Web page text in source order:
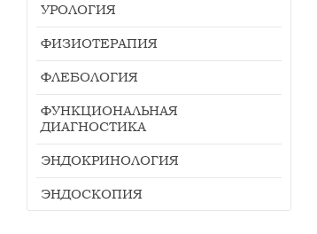
УРОЛОГИЯ
ФИЗИОТЕРАПИЯ
ФЛЕБОЛОГИЯ
ФУНКЦИОНАЛЬНАЯ
ДИАГНОСТИКА
ЭНДОКРИНОЛОГИЯ
ЭНДОСКОПИЯ